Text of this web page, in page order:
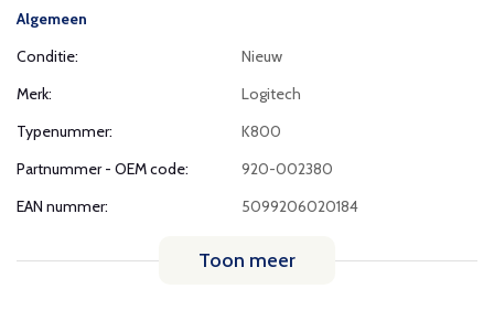
Algemeen
Conditie:
Nieuw
Merk:
Logitech
Typenummer:
K800
Partnummer - OEM code:
920-002380
EAN nummer:
5099206020184
Toon meer